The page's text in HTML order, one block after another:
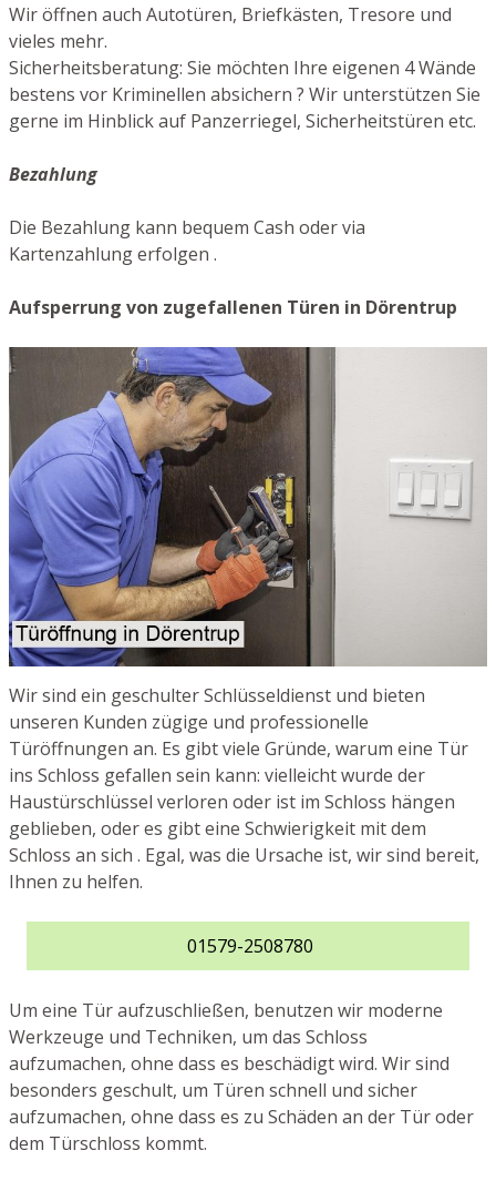
Wir öffnen auch Autotüren, Briefkästen, Tresore und
vieles mehr.
Sicherheitsberatung: Sie möchten Ihre eigenen 4 Wände
bestens vor Kriminellen absichern ? Wir unterstützen Sie
gerne im Hinblick auf Panzerriegel, Sicherheitstüren etc.
Bezahlung
Die Bezahlung kann bequem Cash oder via
Kartenzahlung erfolgen .
Aufsperrung von zugefallenen Türen in Dörentrup
Wir sind ein geschulter Schlüsseldienst und bieten
unseren Kunden zügige und professionelle
Türöffnungen an. Es gibt viele Gründe, warum eine Tür
ins Schloss gefallen sein kann: vielleicht wurde der
Haustürschlüssel verloren oder ist im Schloss hängen
geblieben, oder es gibt eine Schwierigkeit mit dem
Schloss an sich . Egal, was die Ursache ist, wir sind bereit,
Ihnen zu helfen.
01579-2508780
Um eine Tür aufzuschließen, benutzen wir moderne
Werkzeuge und Techniken, um das Schloss
aufzumachen, ohne dass es beschädigt wird. Wir sind
besonders geschult, um Türen schnell und sicher
aufzumachen, ohne dass es zu Schäden an der Tür oder
dem Türschloss kommt.